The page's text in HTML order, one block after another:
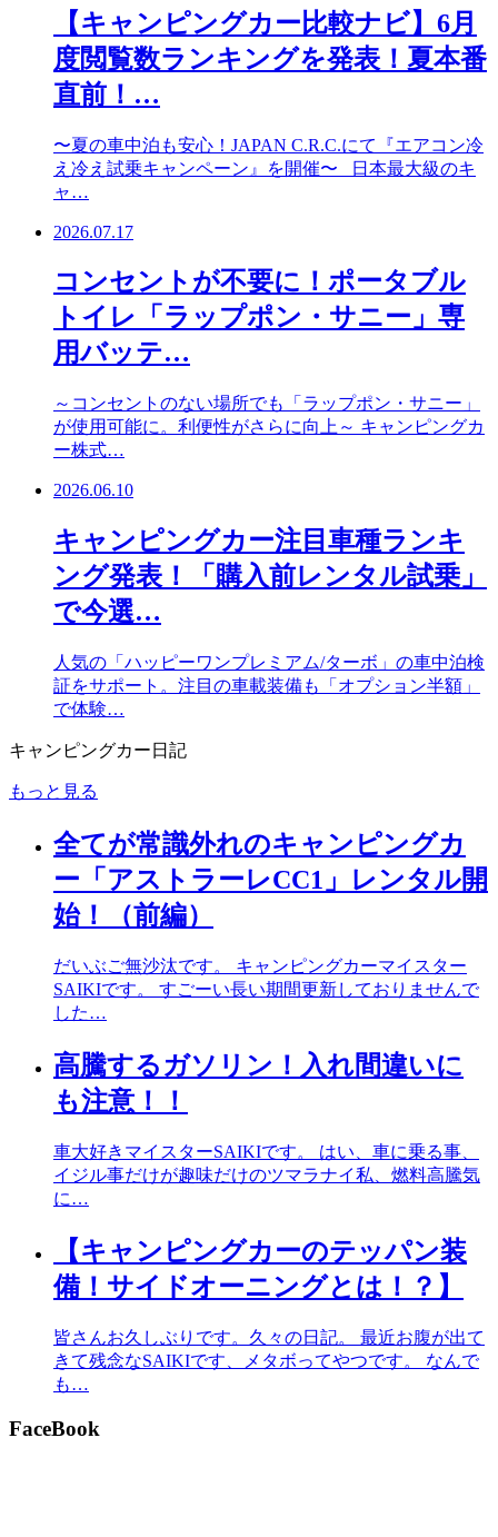
【キャンピングカー比較ナビ】6月
度閲覧数ランキングを発表！夏本番
直前！…
〜夏の車中泊も安心！JAPAN C.R.C.にて『エアコン冷
え冷え試乗キャンペーン』を開催〜 日本最大級のキ
ャ…
2026.07.17
コンセントが不要に！ポータブル
トイレ「ラップポン・サニー」専
用バッテ…
～コンセントのない場所でも「ラップポン・サニー」
が使用可能に。利便性がさらに向上～ キャンピングカ
ー株式…
2026.06.10
キャンピングカー注目車種ランキ
ング発表！「購入前レンタル試乗」
で今選…
人気の「ハッピーワンプレミアム/ターボ」の車中泊検
証をサポート。注目の車載装備も「オプション半額」
で体験…
キャンピングカー日記
もっと見る
全てが常識外れのキャンピングカ
ー「アストラーレCC1」レンタル開
始！（前編）
だいぶご無沙汰です。 キャンピングカーマイスター
SAIKIです。 すごーい長い期間更新しておりませんで
した…
高騰するガソリン！入れ間違いに
も注意！！
車大好きマイスターSAIKIです。 はい、車に乗る事、
イジル事だけが趣味だけのツマラナイ私、燃料高騰気
に…
【キャンピングカーのテッパン装
備！サイドオーニングとは！？】
皆さんお久しぶりです。久々の日記。 最近お腹が出て
きて残念なSAIKIです、メタボってやつです。 なんで
も…
FaceBook